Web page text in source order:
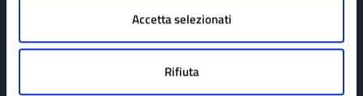
Accetta selezionati
Rifiuta
Organi di governo